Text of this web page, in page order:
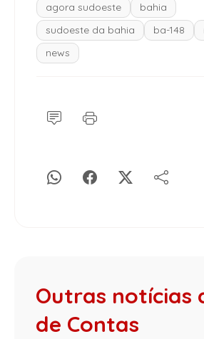
agora sudoeste
bahia
sudoeste da bahia
ba-148
news
Outras notícias
de Contas